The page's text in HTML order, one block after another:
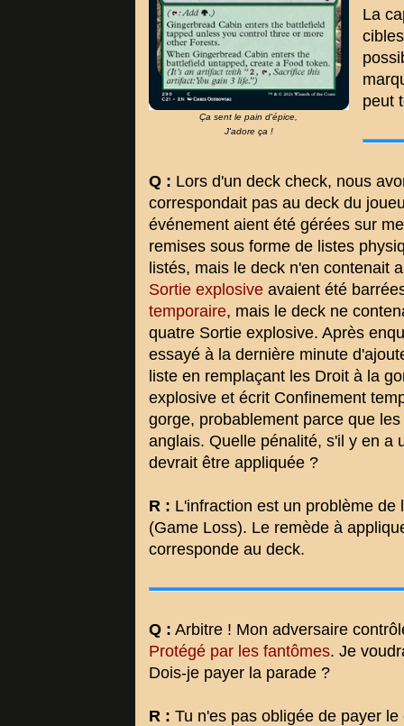
Ça sent le pain d'épice,
J'adore ça !
La
peut
Q : Lors d'un deck check, nous
correspondait pas au deck du
événement aient été gérées sur
remises sous forme de listes
listés, mais le deck n'en contenait
Sortie explosive avaient été
temporaire, mais le deck ne
quatre Sortie explosive. Après
essayé à la dernière minute
liste en remplaçant les Droit à la
explosive et écrit Confinement
gorge, probablement parce que
anglais. Quelle pénalité, s'il y en a
devrait être appliquée ?
R : L'infraction est un problème
(Game Loss). Le remède à
corresponde au deck.
Q : Arbitre ! Mon adversaire
Protégé par les fantômes. Je
Dois-je payer la parade ?
R : Tu n'es pas obligée de payer